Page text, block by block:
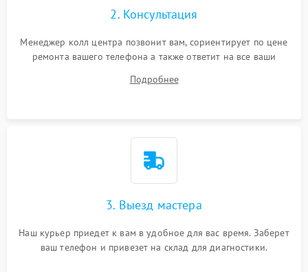
2. Консультация
Менеджер колл центра позвонит вам, сориентирует по цене
ремонта вашего телефона а также ответит на все ваши
Подробнее
3. Выезд мастера
Наш курьер приедет к вам в удобное для вас время. Заберет
ваш телефон и привезет на склад для диагностики.